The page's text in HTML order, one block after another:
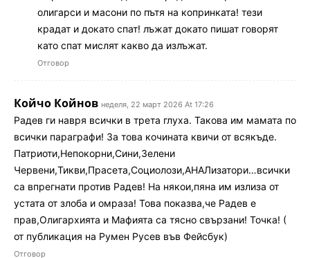
олигарси и масони по пътя на копринката! тези
крадат и докато спат! лъжат докато пишат говорят
като спат мислят какво да излъжат.
Отговор
Койчо Койнов неделя, 22 март 2026 At 17:26
Радев ги навря всички в трета глуха. Такова им мамата по
всички параграфи! За това кочината квичи от всякъде.
Патриоти,Непокорни,Сини,Зелени
Червени,Тикви,Прасета,Социолози,АНАЛизатори…всички
са впрегнати против Радев! На някои,пяна им излиза от
устата от злоба и омраза! Това показва,че Радев е
прав,Олигархията и Мафията са тясно свързани! Точка! (
от публикация на Румен Русев във Фейсбук)
Отговор